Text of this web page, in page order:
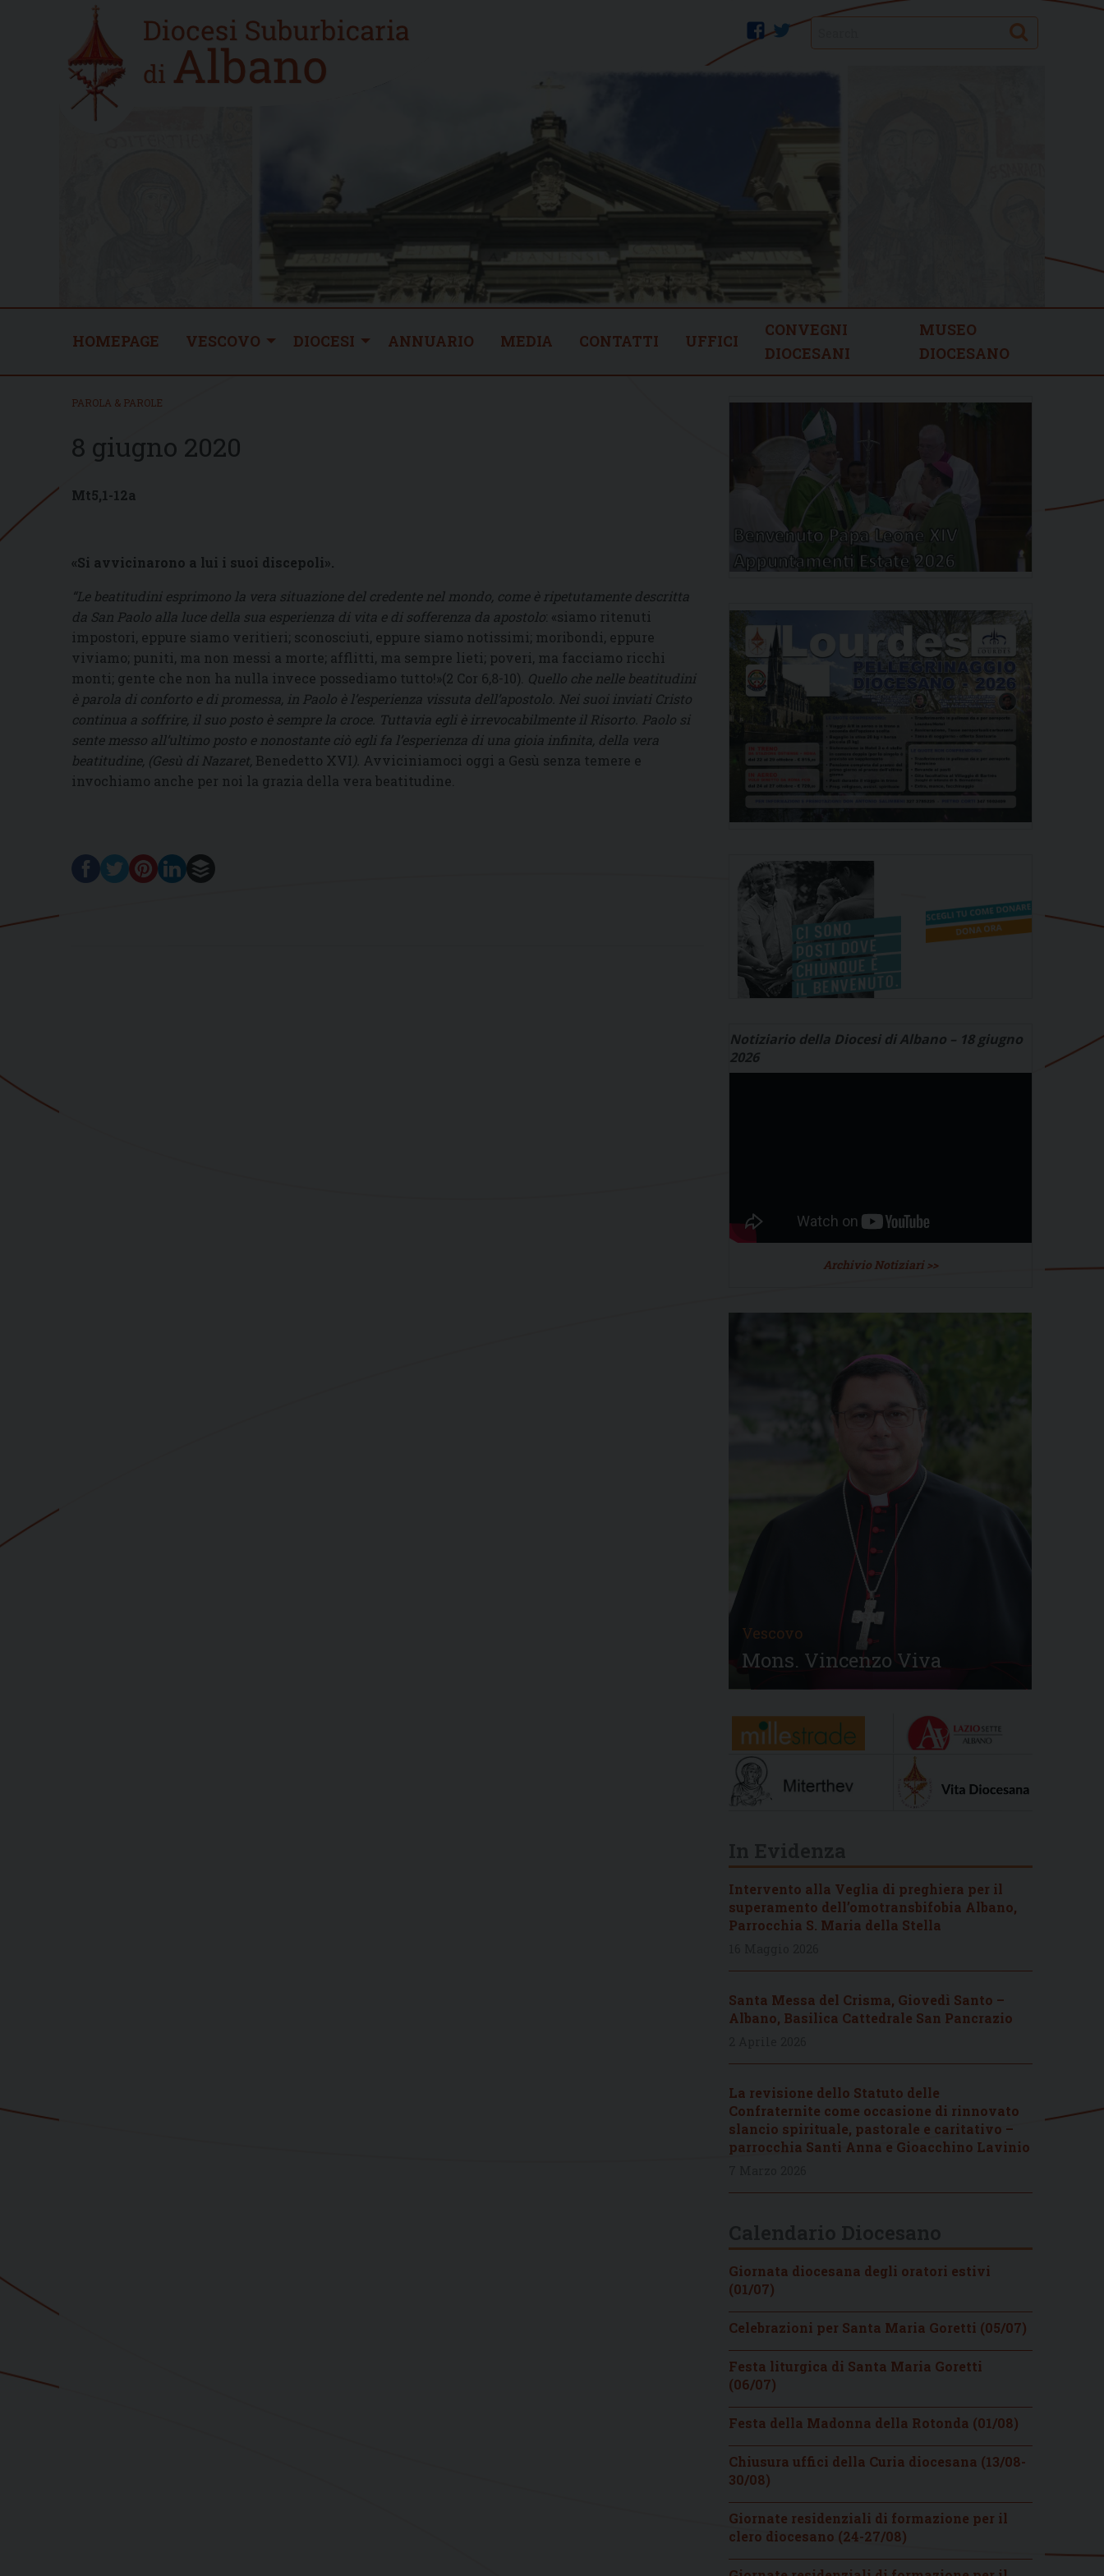
Home
new
twitter
facebook Search
HOMEPAGE VESCOVO DIOCESI ANNUARIO MEDIA CONTATTI UFFICI
CONVEGNI
DIOCESANI
MUSEO
DIOCESANO
PAROLA & PAROLE
8 giugno 2020
Mt5,1-12a
«Si avvicinarono a lui i suoi discepoli».
“Le beatitudini esprimono la vera situazione del credente nel mondo, come è ripetutamente descritta
da San Paolo alla luce della sua esperienza di vita e di sofferenza da apostolo: «siamo ritenuti
impostori, eppure siamo veritieri; sconosciuti, eppure siamo notissimi; moribondi, eppure
viviamo; puniti, ma non messi a morte; afflitti, ma sempre lieti; poveri, ma facciamo ricchi
monti; gente che non ha nulla invece possediamo tutto!»(2 Cor 6,8-10). Quello che nelle beatitudini
è parola di conforto e di promessa, in Paolo è l’esperienza vissuta dell’apostolo. Nei suoi inviati Cristo
continua a soffrire, il suo posto è sempre la croce. Tuttavia egli è irrevocabilmente il Risorto. Paolo si
sente messo all’ultimo posto e nonostante ciò egli fa l’esperienza di una gioia infinita, della vera
beatitudine, (Gesù di Nazaret, Benedetto XVI). Avviciniamoci oggi a Gesù senza temere e
invochiamo anche per noi la grazia della vera beatitudine.
Notiziario della Diocesi di Albano – 18 giugno
2026
Archivio Notiziari >>
Vescovo
Mons. Vincenzo Viva
Intervento alla Veglia di preghiera per il
superamento dell’omotransbifobia Albano,
Parrocchia S. Maria della Stella
Santa Messa del Crisma, Giovedì Santo –
Albano, Basilica Cattedrale San Pancrazio
La revisione dello Statuto delle
Confraternite come occasione di rinnovato
slancio spirituale, pastorale e caritativo –
parrocchia Santi Anna e Gioacchino Lavinio
Giornata diocesana degli oratori estivi
(01/07)
Celebrazioni per Santa Maria Goretti (05/07)
Festa liturgica di Santa Maria Goretti
(06/07)
Festa della Madonna della Rotonda (01/08)
Chiusura uffici della Curia diocesana (13/08-
30/08)
Giornate residenziali di formazione per il
clero diocesano (24-27/08)